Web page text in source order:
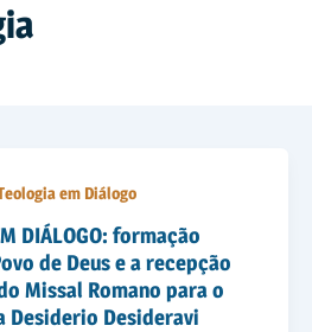
em Diálogo
DIÁLOGO: formação
de Deus e a recepção
Missal Romano para o
Desiderio Desideravi